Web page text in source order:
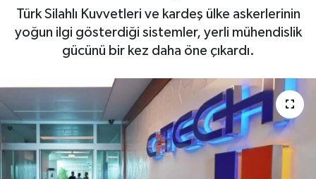
Türk Silahlı Kuvvetleri ve kardeş ülke askerlerinin
yoğun ilgi gösterdiği sistemler, yerli mühendislik
gücünü bir kez daha öne çıkardı.
Kim Kimdir Nereli
Sağlık
Siyaset
Spor
Haber Arşivi